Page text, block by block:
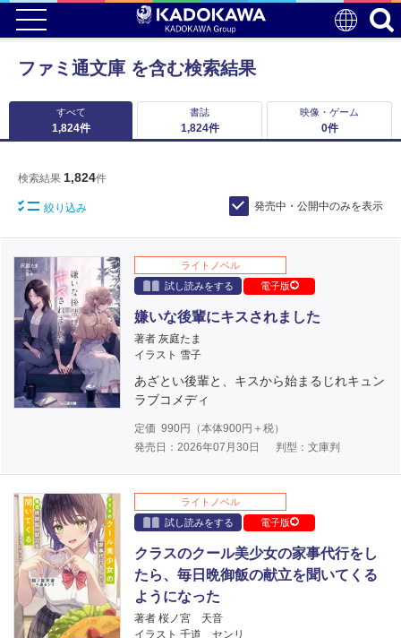
ファミ通文庫 を含む検索結果
すべて
1,824件
書誌
1,824件
映像・ゲーム
0件
検索結果 1,824件
絞り込み 発売中・公開中のみを表示
ライトノベル
試し読みをする
電子版
嫌いな後輩にキスされました
著者 灰庭たま
イラスト 雪子
あざとい後輩と、キスから始まるじれキュン
ラブコメディ
定価 990円（本体900円＋税）
発売日：2026年07月30日
判型：文庫判
ライトノベル
試し読みをする
電子版
クラスのクール美少女の家事代行をし
たら、毎日晩御飯の献立を聞いてくる
ようになった
著者 桜ノ宮 天音
イラスト 千道 センリ